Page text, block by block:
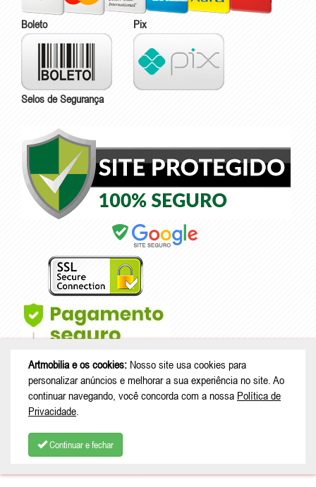
Boleto Pix
Selos de Segurança
Treml, 343 casa A23 - sala 2 - Schramm - São Bento do Sul - SC |
Artmobilia e os cookies: Nosso site usa cookies para
personalizar anúncios e melhorar a sua experiência no site. Ao
continuar navegando, você concorda com a nossa Política de
Privacidade
Continuar e fechar